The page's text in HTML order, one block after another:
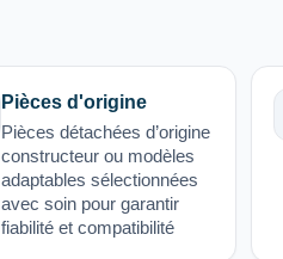
Pièces d'origine
Pièces détachées d’origine
constructeur ou modèles
adaptables sélectionnées
avec soin pour garantir
fiabilité et compatibilité